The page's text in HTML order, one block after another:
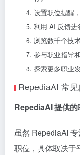
设置职位提醒
利用 AI 反馈进
浏览数千个技
参与职业指导
探索更多职业
RepediaAI 常
RepediaAI 提供的
虽然 RepediaAI
职位，具体取决于